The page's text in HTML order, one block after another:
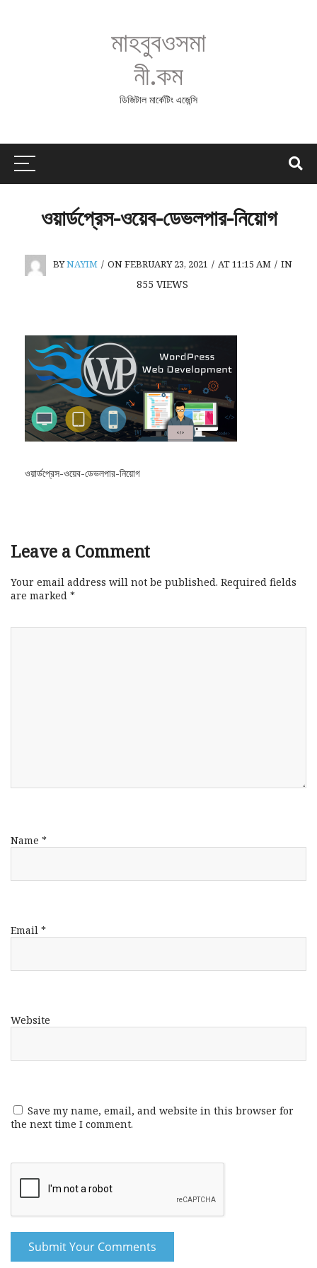
মাহবুবওসমা
নী.কম
ডিজিটাল মার্কেটিং এজেন্সি
ওয়ার্ডপ্রেস-ওয়েব-ডেভলপার-নিয়োগ
BYNAYIM / ON FEBRUARY 23, 2021 / AT 11:15 AM / IN
855 VIEWS
ওয়ার্ডপ্রেস-ওয়েব-ডেভলপার-নিয়োগ
Leave a Comment
Your email address will not be published. Required fields
are marked *
Name *
Email *
Website
Save my name, email, and website in this browser for
the next time I comment.